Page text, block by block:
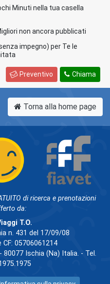
Minuti nella tua casella
non ancora pubblicati
impegno) per Te le
Chiama
Preventivo
Torna alla home page
di ricerca e prenotazioni
da:
T.O.
n. 431 del 17/09/08
05706061214
80077 Ischia (Na) Italia. - Tel.